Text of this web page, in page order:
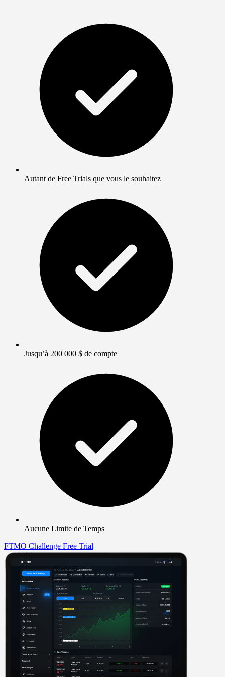
Autant de Free Trials que vous le souhaitez
Jusqu’à 200 000 $ de compte
Aucune Limite de Temps
FTMO Challenge Free Trial